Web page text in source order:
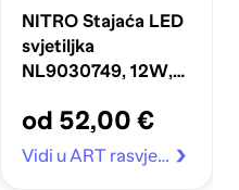
NITRO Stajaća LED
svjetiljka
NL9030749, 12W,
IP65, 3000 K, crna
od 52,00 €
Vidi u ART rasvjeta